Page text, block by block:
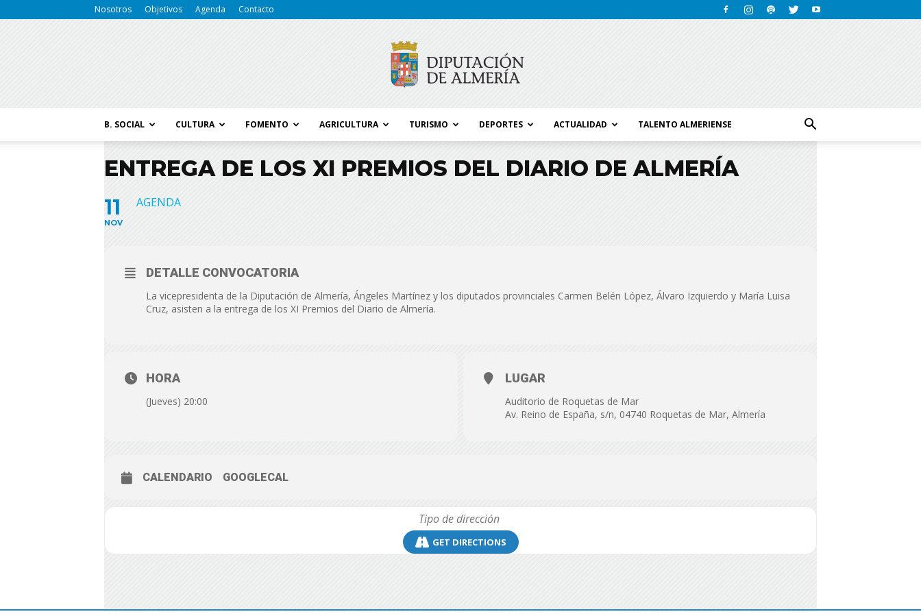
Nosotros Objetivos Agenda Contacto
B. SOCIAL CULTURA FOMENTO AGRICULTURA TURISMO DEPORTES ACTUALIDAD TALENTO ALMERIENSE
ENTREGA DE LOS XI PREMIOS DEL DIARIO DE ALMERÍA
11
NOV
AGENDA
DETALLE CONVOCATORIA
La vicepresidenta de la Diputación de Almería, Ángeles Martínez y los diputados provinciales Carmen Belén López, Álvaro Izquierdo y María Luisa
Cruz, asisten a la entrega de los XI Premios del Diario de Almería.
HORA
(Jueves) 20:00
LUGAR
Auditorio de Roquetas de Mar
Av. Reino de España, s/n, 04740 Roquetas de Mar, Almería
CALENDARIO GOOGLECAL
GET DIRECTIONS